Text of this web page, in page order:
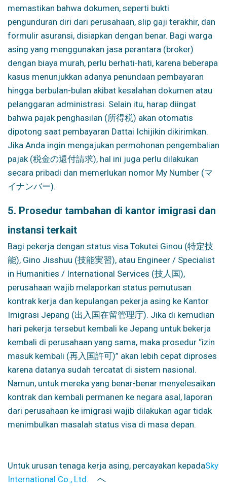
memastikan bahwa dokumen, seperti bukti
pengunduran diri dari perusahaan, slip gaji terakhir, dan
formulir asuransi, disiapkan dengan benar. Bagi warga
asing yang menggunakan jasa perantara (broker)
dengan biaya murah, perlu berhati-hati, karena beberapa
kasus menunjukkan adanya penundaan pembayaran
hingga berbulan-bulan akibat kesalahan dokumen atau
pelanggaran administrasi. Selain itu, harap diingat
bahwa pajak penghasilan (所得税) akan otomatis
dipotong saat pembayaran Dattai Ichijikin dikirimkan.
Jika Anda ingin mengajukan permohonan pengembalian
pajak (税金の還付請求), hal ini juga perlu dilakukan
secara pribadi dan memerlukan nomor My Number (マ
イナンバー).
5. Prosedur tambahan di kantor imigrasi dan
instansi terkait
Bagi pekerja dengan status visa Tokutei Ginou (特定技
能), Gino Jisshuu (技能実習), atau Engineer / Specialist
in Humanities / International Services (技人国),
perusahaan wajib melaporkan status pemutusan
kontrak kerja dan kepulangan pekerja asing ke Kantor
Imigrasi Jepang (出入国在留管理庁). Jika di kemudian
hari pekerja tersebut kembali ke Jepang untuk bekerja
kembali di perusahaan yang sama, maka prosedur “izin
masuk kembali (再入国許可)” akan lebih cepat diproses
karena datanya sudah tercatat di sistem nasional.
Namun, untuk mereka yang benar-benar menyelesaikan
kontrak dan kembali permanen ke negara asal, laporan
dari perusahaan ke imigrasi wajib dilakukan agar tidak
menimbulkan masalah status visa di masa depan.
Untuk urusan tenaga kerja asing, percayakan kepadaSky
International Co., Ltd. へ